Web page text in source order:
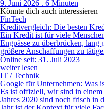
9. Juni 2026 . 6 Minuten
Könnte dich auch interessieren
FinTech
Kreditvergleich: Die besten
Ein Kredit ist für viele
Engpässe zu überbrücken, lang
größere Anschaffungen zu
Online seit: 31. Juli 2023
weiter lesen
IT / Technik
Google für Unternehmen: Was
Es ist offiziell, wir sind in einem
Jahres 2020 sind noch frisch in